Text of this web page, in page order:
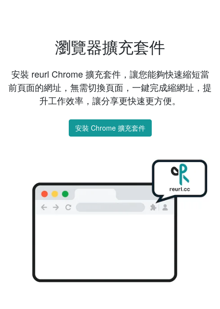
瀏覽器擴充套件
安裝 reurl Chrome 擴充套件，讓您能夠快速縮短當
前頁面的網址，無需切換頁面，一鍵完成縮網址，提
升工作效率，讓分享更快速更方便。
安裝 Chrome 擴充套件